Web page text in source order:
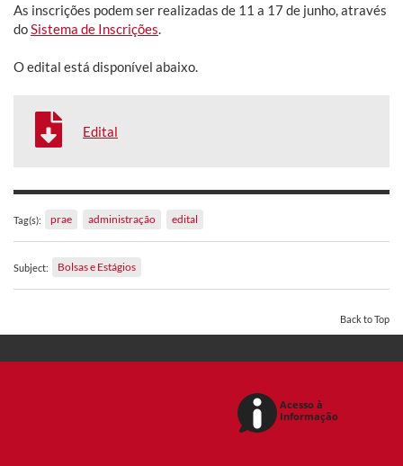
As inscrições podem ser realizadas de 11 a 17 de junho, através
do Sistema de Inscrições
O edital está disponível abaixo.
Edital
Tag(s): prae administração edital
Subject: Bolsas e Estágios
Back to Top